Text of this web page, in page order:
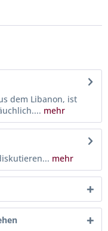
dem Libanon, ist
mehr
mehr